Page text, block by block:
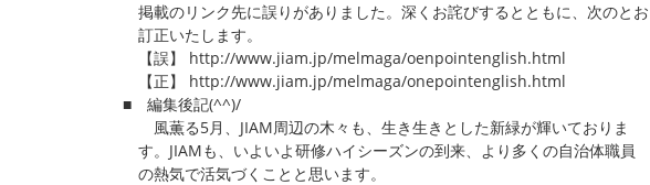
掲載のリンク先に誤りがありました。深くお詫びするとともに、次のと
訂正いたします。
【誤】 http://www.jiam.jp/melmaga/oenpointenglish.html
【正】 http://www.jiam.jp/melmaga/onepointenglish.html
■ 編集後記(^^)/
風薫る5月、JIAM周辺の木々も、生き生きとした新緑が輝いておりま
す。JIAMも、いよいよ研修ハイシーズンの到来、より多くの自治体職員
の熱気で活気づくことと思います。